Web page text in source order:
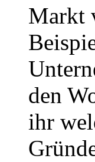
Markt
den
ihr